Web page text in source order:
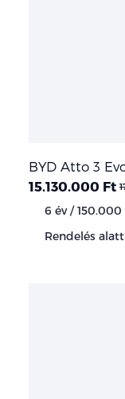
BYD Atto 3
15.130.000 Ft
6 év /
Rendelés alatt